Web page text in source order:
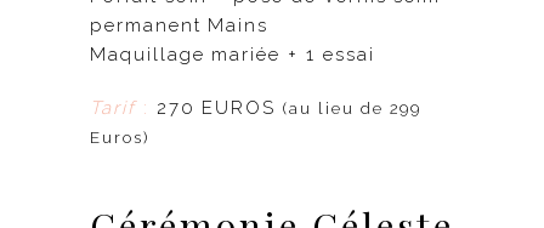
permanent Mains
Maquillage mariée + 1 essai
Tarif: 270 EUROS(au lieu de 299
Euros)